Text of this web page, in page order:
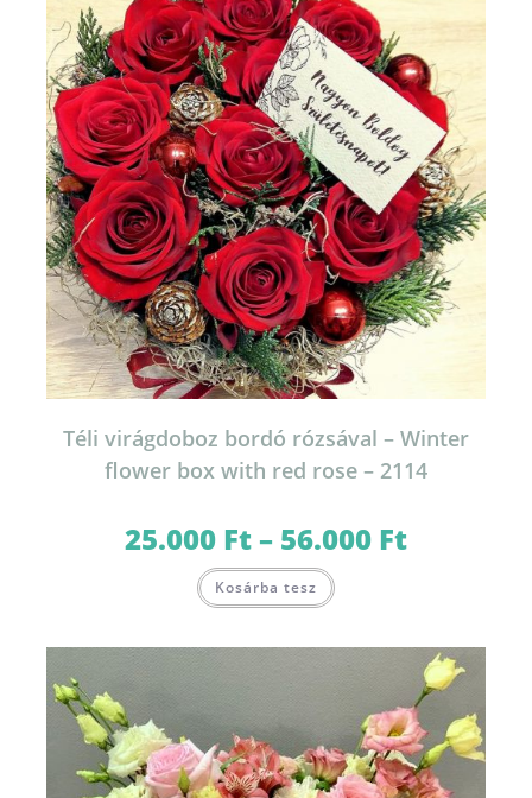
Téli virágdoboz bordó rózsával – Winter
flower box with red rose – 2114
25.000 Ft– 56.000 Ft25.000 Ft
Kosárba tesz a
termékoldalon
választhatók
ki